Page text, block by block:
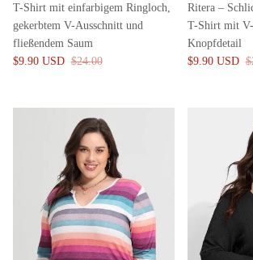
T-Shirt mit einfarbigem Ringloch,
gekerbtem V-Ausschnitt und
fließendem Saum
$9.90 USD $24.00
Ritera –
T-Shirt mit
Knopfdetail
$9.90 USD